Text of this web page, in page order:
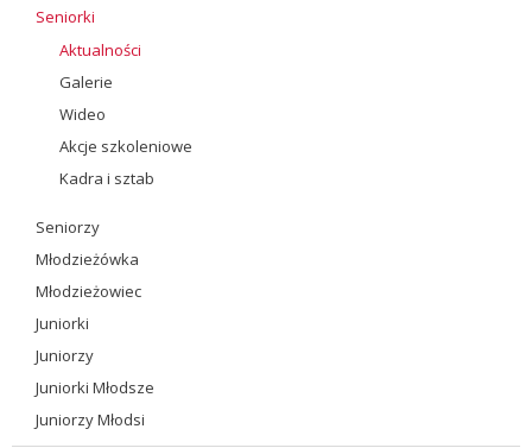
Seniorki
Aktualności
Galerie
Wideo
Akcje szkoleniowe
Kadra i sztab
Seniorzy
Młodzieżówka
Młodzieżowiec
Juniorki
Juniorzy
Juniorki Młodsze
Juniorzy Młodsi